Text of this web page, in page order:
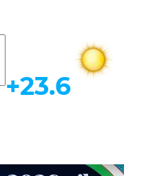
Ob-havo
+23.6